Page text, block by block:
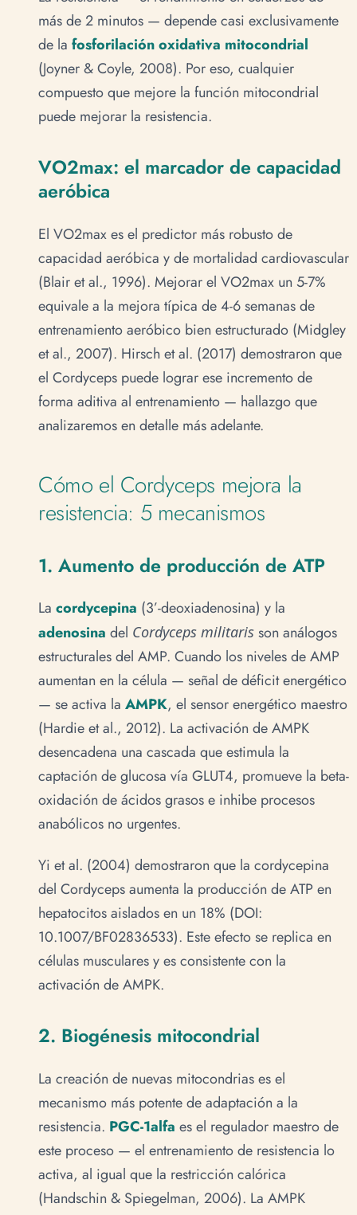
más de 2 minutos — depende casi exclusivamente
de la fosforilación oxidativa mitocondrial
(Joyner & Coyle, 2008). Por eso, cualquier
compuesto que mejore la función mitocondrial
puede mejorar la resistencia.
VO2max: el marcador de capacidad
aeróbica
El VO2max es el predictor más robusto de
capacidad aeróbica y de mortalidad cardiovascular
(Blair et al., 1996). Mejorar el VO2max un 5-7%
equivale a la mejora típica de 4-6 semanas de
entrenamiento aeróbico bien estructurado (Midgley
et al., 2007). Hirsch et al. (2017) demostraron que
el Cordyceps puede lograr ese incremento de
forma aditiva al entrenamiento — hallazgo que
analizaremos en detalle más adelante.
Cómo el Cordyceps mejora la
resistencia: 5 mecanismos
1. Aumento de producción de ATP
La cordycepina (3’-deoxiadenosina) y la
adenosina del Cordyceps militaris son análogos
estructurales del AMP. Cuando los niveles de AMP
aumentan en la célula — señal de déficit energético
— se activa la AMPK, el sensor energético maestro
(Hardie et al., 2012). La activación de AMPK
desencadena una cascada que estimula la
captación de glucosa vía GLUT4, promueve la beta-
oxidación de ácidos grasos e inhibe procesos
anabólicos no urgentes.
Yi et al. (2004) demostraron que la cordycepina
del Cordyceps aumenta la producción de ATP en
hepatocitos aislados en un 18% (DOI:
10.1007/BF02836533). Este efecto se replica en
células musculares y es consistente con la
activación de AMPK.
2. Biogénesis mitocondrial
La creación de nuevas mitocondrias es el
mecanismo más potente de adaptación a la
resistencia. PGC-1alfa es el regulador maestro de
este proceso — el entrenamiento de resistencia lo
activa, al igual que la restricción calórica
(Handschin & Spiegelman, 2006). La AMPK